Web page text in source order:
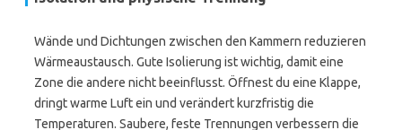
Wände und Dichtungen zwischen den Kammern reduzieren
Wärmeaustausch. Gute Isolierung ist wichtig, damit eine
Zone die andere nicht beeinflusst. Öffnest du eine Klappe,
dringt warme Luft ein und verändert kurzfristig die
Temperaturen. Saubere, feste Trennungen verbessern die